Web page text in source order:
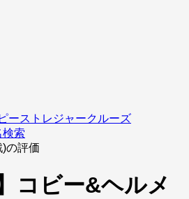
ーストレジャークルーズ
索
の評価
コビー&ヘルメ